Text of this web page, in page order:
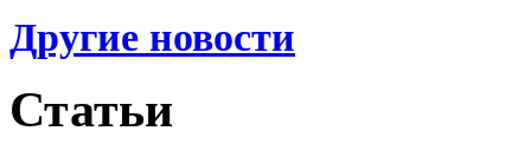
Другие новости
Статьи